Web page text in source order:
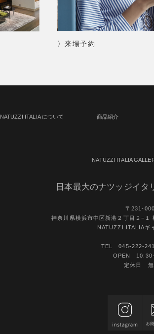
〉来場予約
NATUZZI ITALIA について 商品紹介
NATUZZI ITALIA
日本最大のナツッジイタ
〒231-
神奈川県横浜市中区新港２丁目２−１
NATUZZI ITALIAギ
TEL 045-222-
OPEN
定休日 無